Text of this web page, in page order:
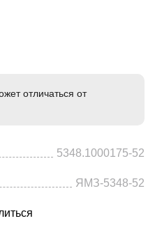
отличаться от
5348.1000175-52
ЯМЗ-5348-52